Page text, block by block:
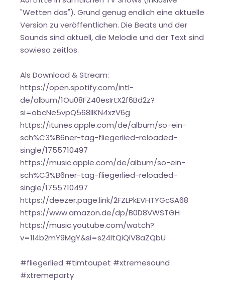
"Wetten das"). Grund genug endlich eine aktuelle
Version zu veröffentlichen. Die Beats und der
Sounds sind aktuell, die Melodie und der Text sind
sowieso zeitlos.
Als Download & Stream:
https://open.spotify.com/intl-
de/album/1Ou08FZ40esIrtX2f6Bd2z?
si=obcNe5vpQ568IlKN4xzV6g
https://itunes.apple.com/de/album/so-ein-
sch%C3%B6ner-tag-fliegerlied-reloaded-
single/1755710497
https://music.apple.com/de/album/so-ein-
sch%C3%B6ner-tag-fliegerlied-reloaded-
single/1755710497
https://deezer.page.link/2FZLPkEVHTYGcSA68
https://www.amazon.de/dp/B0D8VWSTGH
https://music.youtube.com/watch?
v=1l4b2mY9MgY&si=s24ItQiQIV8aZQbU
#fliegerlied #timtoupet #xtremesound
#xtremeparty